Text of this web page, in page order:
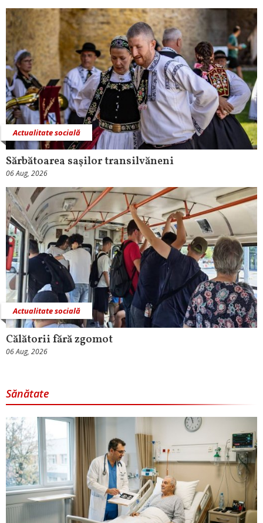
Actualitate socială
Sărbătoarea saşilor transilvăneni
06 Aug, 2026
Actualitate socială
Călătorii fără zgomot
06 Aug, 2026
Sănătate